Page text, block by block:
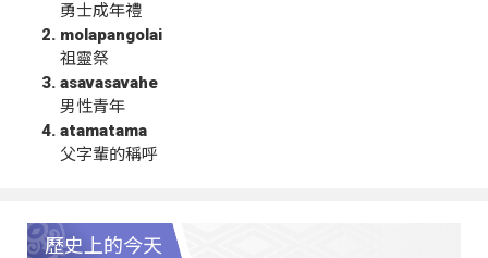
勇士成年禮
molapangolai
祖靈祭
asavasavahe
男性青年
atamatama
父字輩的稱呼
歷史上的今天